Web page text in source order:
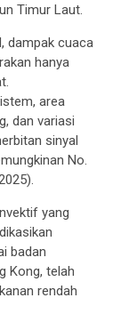
Timur Laut.
dampak cuaca
hanya
area
dan variasi
sinyal
No.
yang
badan
Kong, telah
rendah